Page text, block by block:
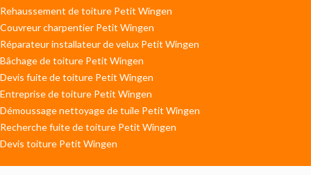
Rehaussement de toiture Petit Wingen
Couvreur charpentier Petit Wingen
Réparateur installateur de velux Petit Wingen
Bâchage de toiture Petit Wingen
Devis fuite de toiture Petit Wingen
Entreprise de toiture Petit Wingen
Démoussage nettoyage de tuile Petit Wingen
Recherche fuite de toiture Petit Wingen
Devis toiture Petit Wingen